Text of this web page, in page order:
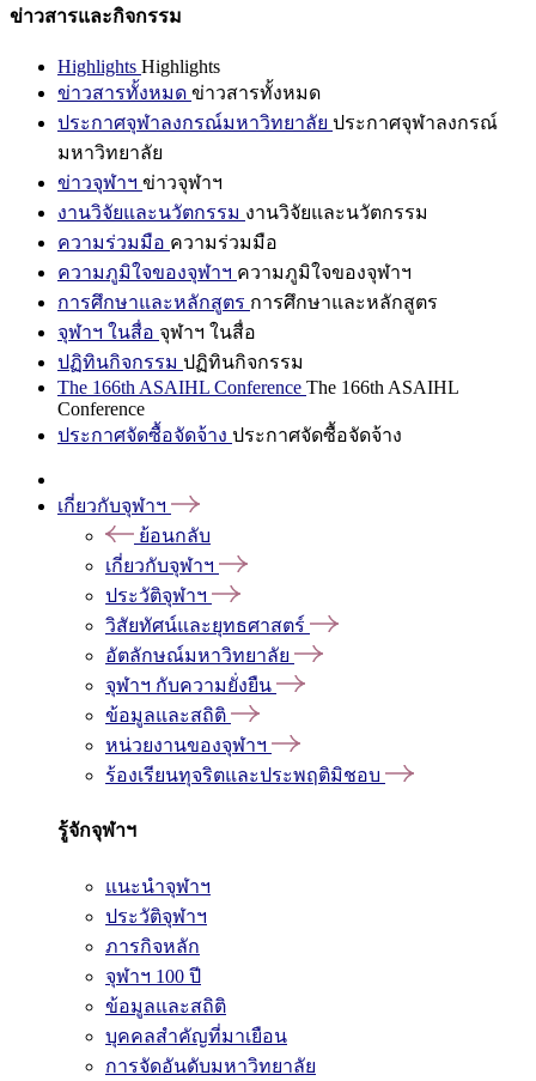
ข่าวสารและกิจกรรม
Highlights Highlights
ข่าวสารทั้งหมด ข่าวสารทั้งหมด
ประกาศจุฬาลงกรณ์มหาวิทยาลัย ประกาศจุฬาลงกรณ์
มหาวิทยาลัย
ข่าวจุฬาฯ ข่าวจุฬาฯ
งานวิจัยและนวัตกรรม งานวิจัยและนวัตกรรม
ความร่วมมือ ความร่วมมือ
ความภูมิใจของจุฬาฯ ความภูมิใจของจุฬาฯ
การศึกษาและหลักสูตร การศึกษาและหลักสูตร
จุฬาฯ ในสื่อ จุฬาฯ ในสื่อ
ปฏิทินกิจกรรม ปฏิทินกิจกรรม
The 166th ASAIHL Conference The 166th ASAIHL
Conference
ประกาศจัดซื้อจัดจ้าง ประกาศจัดซื้อจัดจ้าง
เกี่ยวกับจุฬาฯ
ย้อนกลับ
เกี่ยวกับจุฬาฯ
ประวัติจุฬาฯ
วิสัยทัศน์และยุทธศาสตร์
อัตลักษณ์มหาวิทยาลัย
จุฬาฯ กับความยั่งยืน
ข้อมูลและสถิติ
หน่วยงานของจุฬาฯ
ร้องเรียนทุจริตและประพฤติมิชอบ
รู้จักจุฬาฯ
แนะนำจุฬาฯ
ประวัติจุฬาฯ
ภารกิจหลัก
จุฬาฯ 100 ปี
ข้อมูลและสถิติ
บุคคลสำคัญที่มาเยือน
การจัดอันดับมหาวิทยาลัย